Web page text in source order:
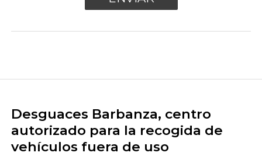
Desguaces Barbanza, centro
autorizado para la recogida de
vehículos fuera de uso